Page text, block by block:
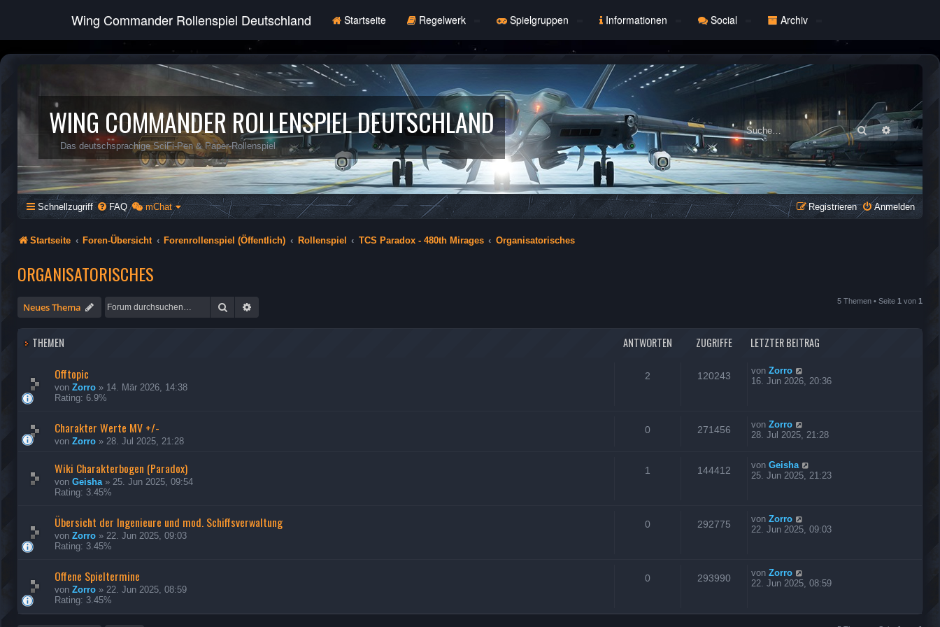
Wing Commander Rollenspiel Deutschland Startseite Regelwerk Spielgruppen Informationen Social Archiv
WING COMMANDER ROLLENSPIEL DEUTSCHLAND
Das deutschsprachige SciFi-Pen & Paper-Rollenspiel
Suche Erweiterte
Schnellzugriff FAQ mChat Anmelden
Registrieren
Startseite Foren-Übersicht Forenrollenspiel (Öffentlich) Rollenspiel TCS Paradox - 480th Mirages Organisatorisches
ORGANISATORISCHES
Neues Thema Suche 5 Themen • Seite 1 von 1
THEMEN ANTWORTEN ZUGRIFFE LETZTER BEITRAG
Offtopic
von Zorro » 14. Mär 2026, 14:38
Rating: 6.9%
2 120243 von Zorro
16. Jun 2026, 20:36
Charakter Werte MV +/-
von Zorro » 28. Jul 2025, 21:28
0 271456 von Zorro
28. Jul 2025, 21:28
Wiki Charakterbogen (Paradox)
von Geisha» 25. Jun 2025, 09:54
Rating: 3.45%
1 144412 von Geisha
25. Jun 2025, 21:23
Übersicht der Ingenieure und mod. Schiffsverwaltung
von Zorro » 22. Jun 2025, 09:03
Rating: 3.45%
0 292775 von Zorro
22. Jun 2025, 09:03
Offene Spieltermine
von Zorro » 22. Jun 2025, 08:59
Rating: 3.45%
0 293990 von Zorro
22. Jun 2025, 08:59